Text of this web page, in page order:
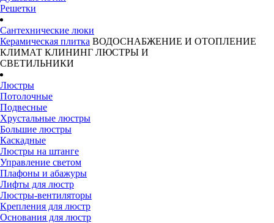
Решетки
Сантехнические люки
Керамическая плитка ВОДОСНАБЖЕНИЕ И ОТОПЛЕНИЕ
КЛИМАТ КЛИНИНГ ЛЮСТРЫ И
СВЕТИЛЬНИКИ
Люстры
Потолочные
Подвесные
Хрустальные люстры
Большие люстры
Каскадные
Люстры на штанге
Управление светом
Плафоны и абажуры
Лифты для люстр
Люстры-вентиляторы
Крепления для люстр
Основания для люстр